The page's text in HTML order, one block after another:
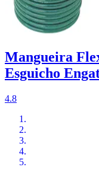
Mangueira
Esguicho
4.8